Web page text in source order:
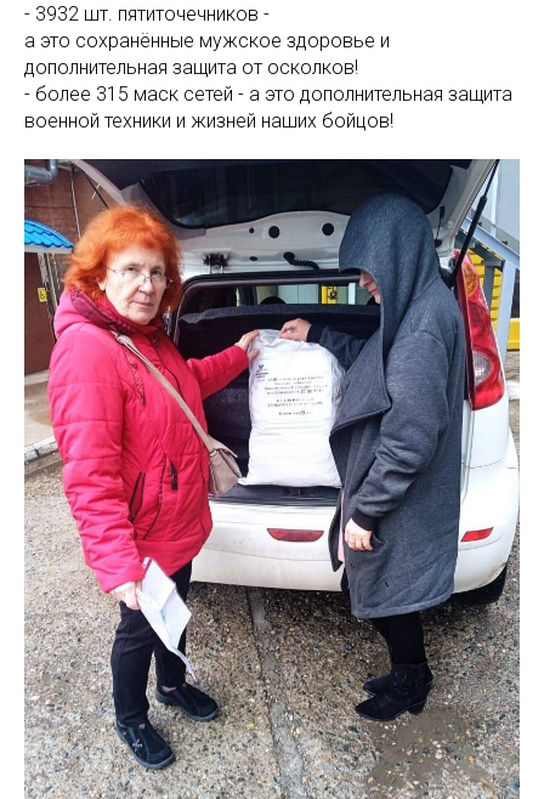
- 3932 шт. пятиточечников -
а это сохранённые мужское здоровье и
дополнительная защита от осколков!
- более 315 маск сетей - а это дополнительная защита
военной техники и жизней наших бойцов!